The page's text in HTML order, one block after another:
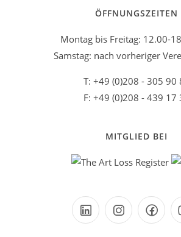
ÖFFNUNGSZEITEN
Montag bis Freitag: 12.00-
Samstag: nach vorheriger
T: +49 (0)208 - 305 90
F: +49 (0)208 - 439 17
MITGLIED BEI